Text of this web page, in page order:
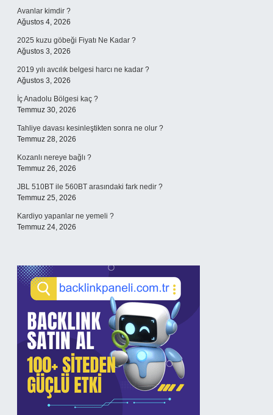
Avanlar kimdir ?
Ağustos 4, 2026
2025 kuzu göbeği Fiyatı Ne Kadar ?
Ağustos 3, 2026
2019 yılı avcılık belgesi harcı ne kadar ?
Ağustos 3, 2026
İç Anadolu Bölgesi kaç ?
Temmuz 30, 2026
Tahliye davası kesinleştikten sonra ne olur ?
Temmuz 28, 2026
Kozanlı nereye bağlı ?
Temmuz 26, 2026
JBL 510BT ile 560BT arasındaki fark nedir ?
Temmuz 25, 2026
Kardiyo yapanlar ne yemeli ?
Temmuz 24, 2026